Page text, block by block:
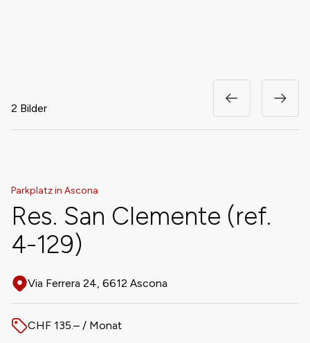
2 Bilder
Parkplatz in Ascona
Res. San Clemente (ref.
4-129)
Adresse
Via Ferrera 24, 6612 Ascona
Preis
CHF 135.– / Monat